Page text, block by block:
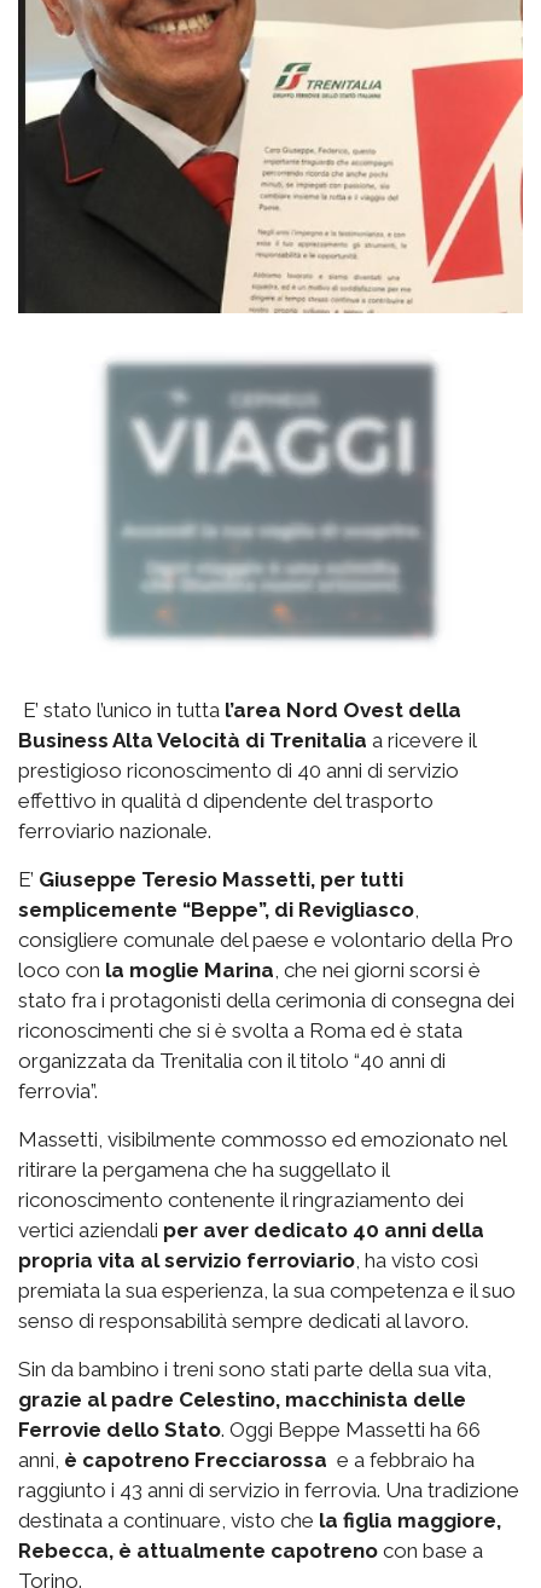
E’ stato l’unico in tutta l’area Nord Ovest della
Business Alta Velocità di Trenitalia a ricevere il
prestigioso riconoscimento di 40 anni di servizio
effettivo in qualità d dipendente del trasporto
ferroviario nazionale.
E’ Giuseppe Teresio Massetti, per tutti
semplicemente “Beppe”, di Revigliasco,
consigliere comunale del paese e volontario della Pro
loco con la moglie Marina, che nei giorni scorsi è
stato fra i protagonisti della cerimonia di consegna dei
riconoscimenti che si è svolta a Roma ed è stata
organizzata da Trenitalia con il titolo “40 anni di
ferrovia”.
Massetti, visibilmente commosso ed emozionato nel
ritirare la pergamena che ha suggellato il
riconoscimento contenente il ringraziamento dei
vertici aziendali per aver dedicato 40 anni della
propria vita al servizio ferroviario, ha visto così
premiata la sua esperienza, la sua competenza e il suo
senso di responsabilità sempre dedicati al lavoro.
Sin da bambino i treni sono stati parte della sua vita,
grazie al padre Celestino, macchinista delle
Ferrovie dello Stato. Oggi Beppe Massetti ha 66
anni, è capotreno Frecciarossa e a febbraio ha
raggiunto i 43 anni di servizio in ferrovia. Una tradizione
destinata a continuare, visto che la figlia maggiore,
Rebecca, è attualmente capotreno con base a
Torino.